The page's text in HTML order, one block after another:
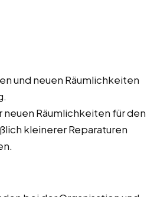
und neuen Räumlichkeiten
Räumlichkeiten für den
kleinerer Reparaturen